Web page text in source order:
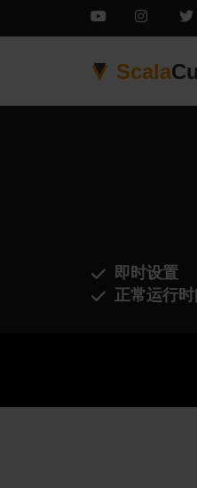
Scala
即时设置
正常运行